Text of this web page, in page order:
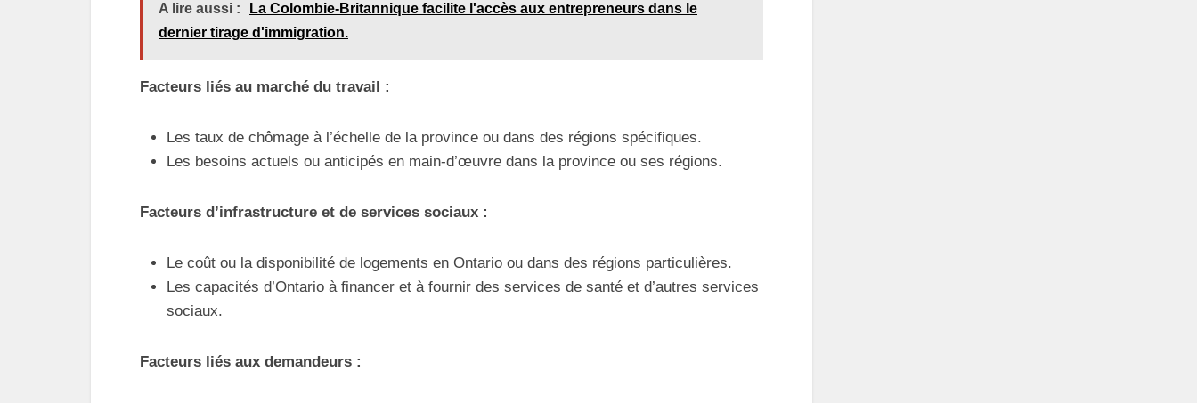
A lire aussi :
La Colombie-Britannique facilite l'accès aux entrepreneurs dans le
dernier tirage d'immigration.
Facteurs liés au marché du travail :
Les taux de chômage à l’échelle de la province ou dans des régions spécifiques.
Les besoins actuels ou anticipés en main-d’œuvre dans la province ou ses régions.
Facteurs d’infrastructure et de services sociaux :
Le coût ou la disponibilité de logements en Ontario ou dans des régions particulières.
Les capacités d’Ontario à financer et à fournir des services de santé et d’autres services
sociaux.
Facteurs liés aux demandeurs :